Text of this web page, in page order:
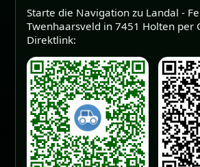
Starte die Navigation zu Landal -
Twenhaarsveld in 7451 Holten per
Direktlink: